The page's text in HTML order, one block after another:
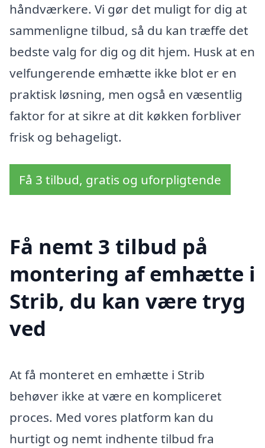
håndværkere. Vi gør det muligt for dig at
sammenligne tilbud, så du kan træffe det
bedste valg for dig og dit hjem. Husk at en
velfungerende emhætte ikke blot er en
praktisk løsning, men også en væsentlig
faktor for at sikre at dit køkken forbliver
frisk og behageligt.
Få 3 tilbud, gratis og uforpligtende
Få nemt 3 tilbud på
montering af emhætte i
Strib, du kan være tryg
ved
At få monteret en emhætte i Strib
behøver ikke at være en kompliceret
proces. Med vores platform kan du
hurtigt og nemt indhente tilbud fra